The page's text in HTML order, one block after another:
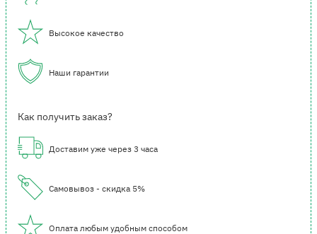
Высокое качество
Наши гарантии
Как получить заказ?
Доставим уже через 3 часа
Самовывоз - скидка 5%
Оплата любым удобным способом